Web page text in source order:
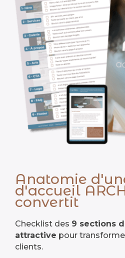
Anatomie
d'accueil
convertit
Checklist des 9 sections
attractive pour
clients.